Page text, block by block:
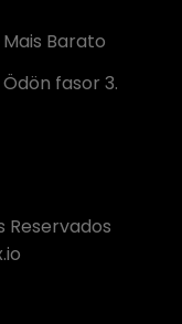
Barato
fasor 3.
Reservados